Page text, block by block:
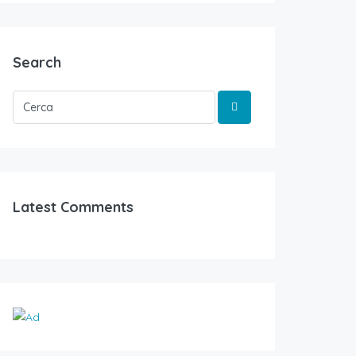
Search
Latest Comments